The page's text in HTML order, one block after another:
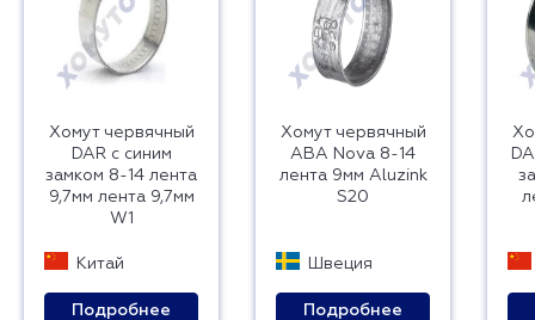
Хомут червячный
DAR с синим
замком 8-14 лента
9,7мм лента 9,7мм
W1
Китай
Подробнее
Хомут червячный
ABA Nova 8-14
лента 9мм Aluzink
S20
Швеция
Подробнее